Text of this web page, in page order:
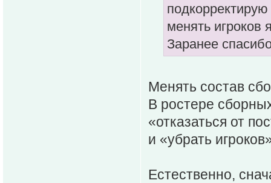
менять игроков
Заранее
Менять состав
В ростере
«отказаться от
и «убрать
Естественно,